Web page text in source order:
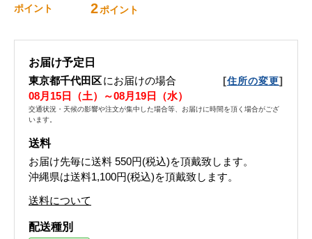
ポイント 2ポイント
お届け予定日
東京都千代田区にお届けの場合 [住所の変更]
08月15日（土）～08月19日（水）
交通状況・天候の影響や注文が集中した場合等、お届けに時間を頂く場合がござ
います。
送料
お届け先毎に送料 550円(税込)を頂戴致します。
沖縄県は送料1,100円(税込)を頂戴致します。
送料について
配送種別